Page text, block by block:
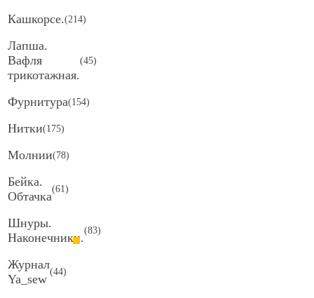
Кашкорсе.(214)
Лапша.
Вафля
трикотажная.
(45)
Фурнитура(154)
Нитки(175)
Молнии(78)
Бейка.
Обтачка
(61)
Шнуры.
Наконечники.
(83)
Журнал
Ya_sew
(44)